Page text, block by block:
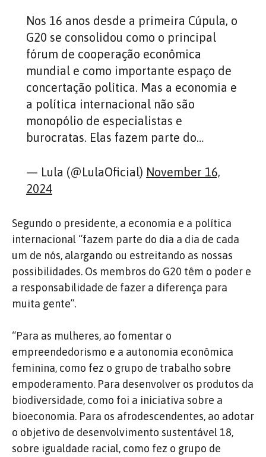
Nos 16 anos desde a primeira Cúpula, o
G20 se consolidou como o principal
fórum de cooperação econômica
mundial e como importante espaço de
concertação política. Mas a economia e
a política internacional não são
monopólio de especialistas e
burocratas. Elas fazem parte do…
— Lula (@LulaOficial) November 16,
2024
Segundo o presidente, a economia e a política
internacional “fazem parte do dia a dia de cada
um de nós, alargando ou estreitando as nossas
possibilidades. Os membros do G20 têm o poder e
a responsabilidade de fazer a diferença para
muita gente”.
“Para as mulheres, ao fomentar o
empreendedorismo e a autonomia econômica
feminina, como fez o grupo de trabalho sobre
empoderamento. Para desenvolver os produtos da
biodiversidade, como foi a iniciativa sobre a
bioeconomia. Para os afrodescendentes, ao adotar
o objetivo de desenvolvimento sustentável 18,
sobre igualdade racial, como fez o grupo de